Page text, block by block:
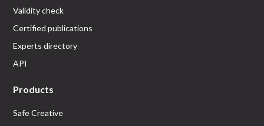
Validity check
Certified publications
Experts directory
API
Products
Safe Creative